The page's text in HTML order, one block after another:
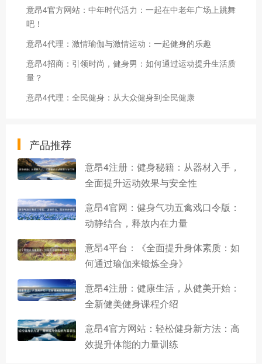
意昂4官方网站：中年时代活力：一起在中老年广场上跳舞
吧！
意昂4代理：激情瑜伽与激情运动：一起健身的乐趣
意昂4招商：引领时尚，健身男：如何通过运动提升生活质
量？
意昂4代理：全民健身：从大众健身到全民健康
产品推荐
意昂4注册：健身秘籍：从器材入手，
全面提升运动效果与安全性
意昂4官网：健身气功五禽戏口令版：
动静结合，释放内在力量
意昂4平台：《全面提升身体素质：如
何通过瑜伽来锻炼全身》
意昂4注册：健康生活，从健美开始：
全新健美健身课程介绍
意昂4官方网站：轻松健身新方法：高
效提升体能的力量训练